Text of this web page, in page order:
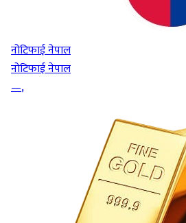
नोटिफाई नेपाल
नोटिफाई नेपाल
—,